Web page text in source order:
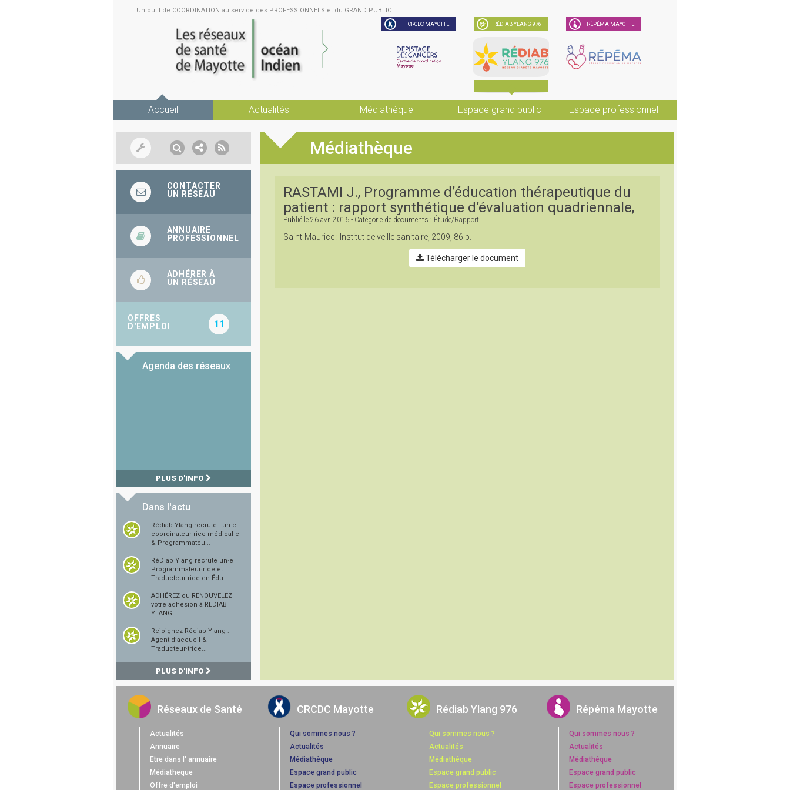
Un outil de COORDINATION au service des PROFESSIONNELS et du GRAND PUBLIC
CRCDC MAYOTTE RÉDIAB YLANG 976 RÉPÉMA MAYOTTE
Accueil Actualités Médiathèque Espace grand public Espace professionnel
Médiathèque
RASTAMI J., Programme d’éducation thérapeutique du
patient : rapport synthétique d’évaluation quadriennale,
Publié le 26 avr. 2016 - Catégorie de documents : Étude/rapport
Saint-Maurice : Institut de veille sanitaire, 2009, 86 p.
Télécharger le document
CONTACTER
UN RÉSEAU
ANNUAIRE
PROFESSIONNEL
ADHÉRER À
UN RÉSEAU
OFFRES
D'EMPLOI
11
Agenda des réseaux
PLUS D'INFO
Dans l'actu
Rédiab Ylang recrute : un·e
coordinateur·rice médical·e
& Programmateu...
RéDiab Ylang recrute un·e
Programmateur·rice et
Traducteur·rice en Édu...
ADHÉREZ ou RENOUVELEZ
votre adhésion à REDIAB
YLANG...
Rejoignez Rédiab Ylang :
Agent d’accueil &
Traducteur·trice...
PLUS D'INFO
Réseaux de Santé
Actualités
Annuaire
Etre dans l' annuaire
Médiatheque
Offre d'emploi
CRCDC Mayotte
Qui sommes nous ?
Actualités
Médiathèque
Espace grand public
Espace professionnel
Rédiab Ylang 976
Qui sommes nous ?
Actualités
Médiathèque
Espace grand public
Espace professionnel
Répéma Mayotte
Qui sommes nous ?
Actualités
Médiathèque
Espace grand public
Espace professionnel